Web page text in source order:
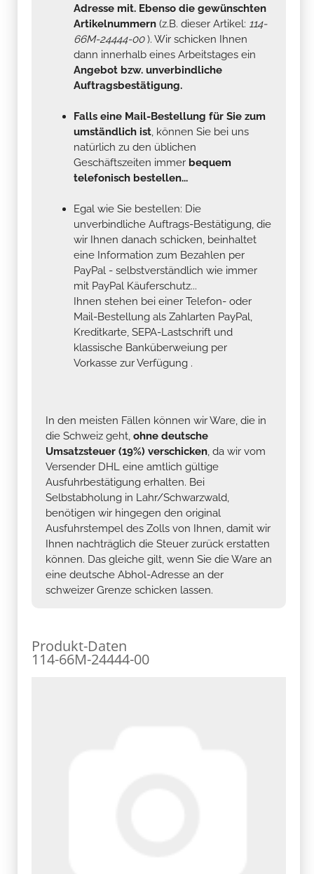
Adresse mit. Ebenso die gewünschten
Artikelnummern (z.B. dieser Artikel: 114-
66M-24444-00). Wir schicken Ihnen
dann innerhalb eines Arbeitstages ein
Angebot bzw. unverbindliche
Auftragsbestätigung.
Falls eine Mail-Bestellung für Sie zum
umständlich ist, können Sie bei uns
natürlich zu den üblichen
Geschäftszeiten immer bequem
telefonisch bestellen...
Egal wie Sie bestellen: Die
unverbindliche Auftrags-Bestätigung, die
wir Ihnen danach schicken, beinhaltet
eine Information zum Bezahlen per
PayPal - selbstverständlich wie immer
mit PayPal Käuferschutz...
Ihnen stehen bei einer Telefon- oder
Mail-Bestellung als Zahlarten PayPal,
Kreditkarte, SEPA-Lastschrift und
klassische Banküberweiung per
Vorkasse zur Verfügung .
In den meisten Fällen können wir Ware, die in
die Schweiz geht, ohne deutsche
Umsatzsteuer (19%) verschicken, da wir vom
Versender DHL eine amtlich gültige
Ausfuhrbestätigung erhalten. Bei
Selbstabholung in Lahr/Schwarzwald,
benötigen wir hingegen den original
Ausfuhrstempel des Zolls von Ihnen, damit wir
Ihnen nachträglich die Steuer zurück erstatten
können. Das gleiche gilt, wenn Sie die Ware an
eine deutsche Abhol-Adresse an der
schweizer Grenze schicken lassen.
Produkt-Daten
114-66M-24444-00